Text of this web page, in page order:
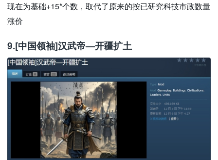
现在为基础+15*个数，取代了原来的按已研究科技市政数量
涨价
9.[中国领袖]汉武帝—开疆扩土